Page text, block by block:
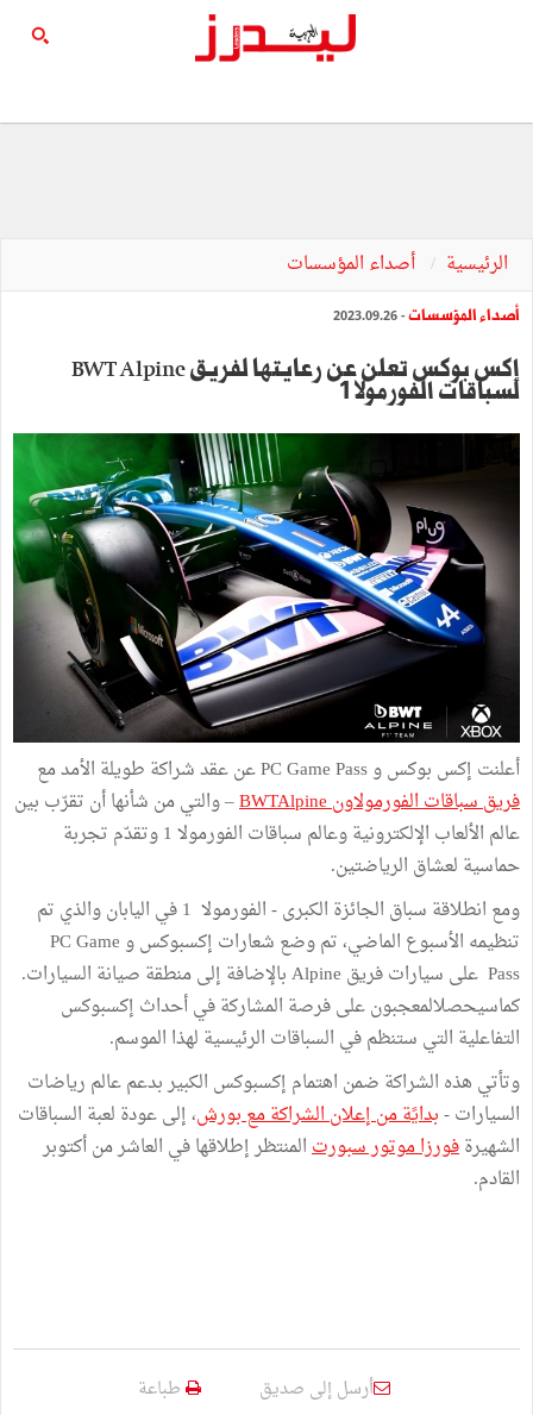
الرئيسية أصداء المؤسسات
أصداء المؤسسات- 2023.09.26
إكس بوكس تعلن عن رعايتها لفريق BWT Alpine
لسباقات الفورمولا 1
أعلنت إكس بوكس و PC Game Pass عن عقد شراكة طويلة الأمد مع
فريق سباقات الفورمولاون BWTAlpine
– والتي من شأنها أن تقرّب بين
عالم الألعاب الإلكترونية وعالم سباقات الفورمولا 1 وتقدّم تجربة
حماسية لعشاق الرياضتين.
ومع انطلاقة سباق الجائزة الكبرى - الفورمولا 1 في اليابان والذي تم
تنظيمه الأسبوع الماضي، تم وضع شعارات إكسبوكس و PC Game
Pass على سيارات فريق Alpine بالإضافة إلى منطقة صيانة السيارات.
كماسيحصلالمعجبون على فرصة المشاركة في أحداث إكسبوكس
التفاعلية التي ستنظم في السباقات الرئيسية لهذا الموسم.
وتأتي هذه الشراكة ضمن اهتمام إكسبوكس الكبير بدعم عالم رياضات
السيارات -بدايًة من إعلان الشراكة مع بورش، إلى عودة لعبة السباقات
الشهيرةفورزا موتور سبورتالمنتظر إطلاقها في العاشر من أكتوبر
القادم.
أرسل إلى صديق طباعة